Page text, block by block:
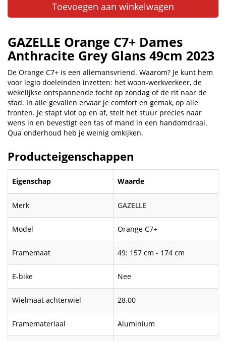
Toevoegen aan winkelwagen
GAZELLE Orange C7+ Dames
Anthracite Grey Glans 49cm 2023
De Orange C7+ is een allemansvriend. Waarom? Je kunt hem
voor legio doeleinden inzetten: het woon-werkverkeer, de
wekelijkse ontspannende tocht op zondag of de rit naar de
stad. In alle gevallen ervaar je comfort en gemak, op alle
fronten. Je stapt vlot op en af, stelt het stuur precies naar
wens in en bevestigt een tas of mand in een handomdraai.
Qua onderhoud heb je weinig omkijken.
Producteigenschappen
Eigenschap Waarde
Merk GAZELLE
Model Orange C7+
Framemaat 49: 157 cm - 174 cm
E-bike Nee
Wielmaat achterwiel 28.00
Framemateriaal Aluminium